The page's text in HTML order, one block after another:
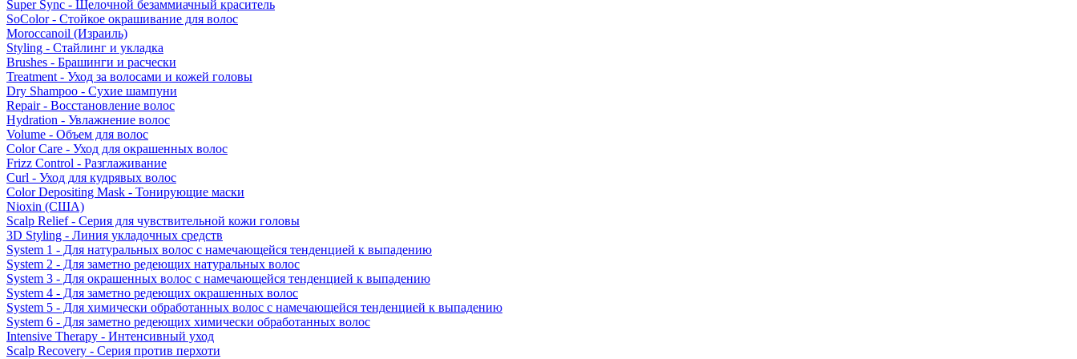
Super Sync - Щелочной безаммиачный краситель
SoColor - Стойкое окрашивание для волос
Moroccanoil (Израиль)
Styling - Стайлинг и укладка
Brushes - Брашинги и расчески
Treatment - Уход за волосами и кожей головы
Dry Shampoo - Сухие шампуни
Repair - Восстановление волос
Hydration - Увлажнение волос
Volume - Объем для волос
Color Care - Уход для окрашенных волос
Frizz Control - Разглаживание
Curl - Уход для кудрявых волос
Color Depositing Mask - Тонирующие маски
Nioxin (США)
Scalp Relief - Серия для чувствительной кожи головы
3D Styling - Линия укладочных средств
System 1 - Для натуральных волос с намечающейся тенденцией к выпадению
System 2 - Для заметно редеющих натуральных волос
System 3 - Для окрашенных волос с намечающейся тенденцией к выпадению
System 4 - Для заметно редеющих окрашенных волос
System 5 - Для химически обработанных волос с намечающейся тенденцией к выпадению
System 6 - Для заметно редеющих химически обработанных волос
Intensive Therapy - Интенсивный уход
Scalp Recovery - Серия против перхоти